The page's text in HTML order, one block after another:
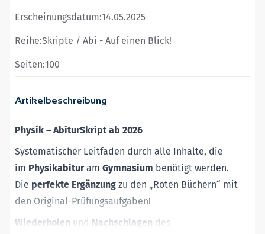
Artikelbeschreibung
Physik – AbiturSkript ab 2026
Systematischer Leitfaden durch alle Inhalte, die
im Physikabituram Gymnasium benötigt werden.
Die perfekte Ergänzung zu den „Roten Büchern“ mit
den Original-Prüfungsaufgaben!
Wiederholen und Nachschlagen des
Erscheinungsdatum:14.05.2025
Reihe:Skripte / Abi - Auf einen Blick!
Seiten:100